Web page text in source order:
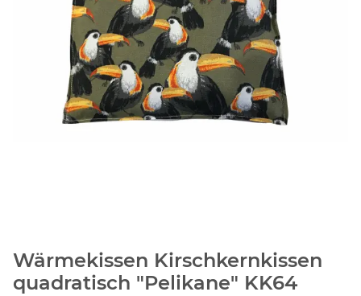
Wärmekissen Kirschkernkissen
quadratisch "Pelikane" KK64